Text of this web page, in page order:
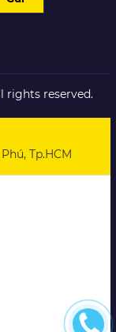
rights reserved.
Tp.HCM